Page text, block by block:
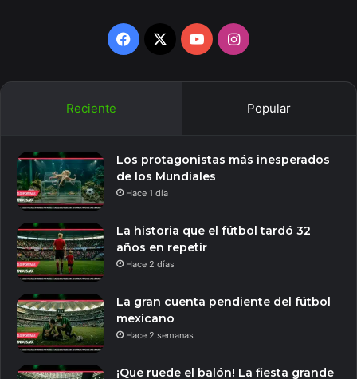
Facebook
X YouTubeInstagram
Reciente Popular
Los protagonistas más inesperados
de los Mundiales
Hace 1 día
La historia que el fútbol tardó 32
años en repetir
Hace 2 días
La gran cuenta pendiente del fútbol
mexicano
Hace 2 semanas
¡Que ruede el balón! La fiesta grande